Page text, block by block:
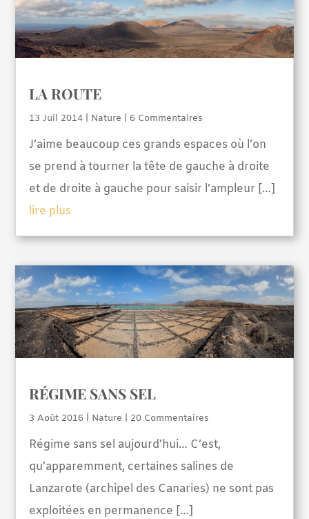
LA ROUTE
13 Juil 2014 Nature | 6 Commentaires
J’aime beaucoup ces grands espaces où l’on
se prend à tourner la tête de gauche à droite
et de droite à gauche pour saisir l’ampleur […]
lire plus
RÉGIME SANS SEL
3 Août 2016 Nature | 20 Commentaires
Régime sans sel aujourd’hui… C’est,
qu’apparemment, certaines salines de
Lanzarote (archipel des Canaries) ne sont pas
exploitées en permanence […]